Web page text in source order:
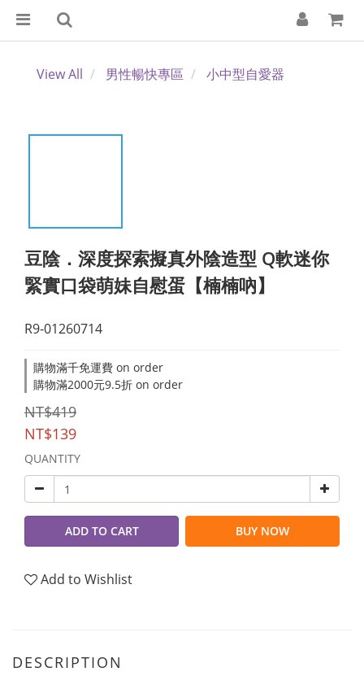
View All 男性暢快專區 小中型自愛器
豆陰．深度探索擬真外陰造型 Q軟迷你
緊實口袋萌妹自慰蛋【楠楠吶】
R9-01260714
購物滿千免運費 on order
購物滿2000元9.5折 on order
NT$419
NT$139
QUANTITY
ADD TO CART BUY NOW
Add to Wishlist
DESCRIPTION